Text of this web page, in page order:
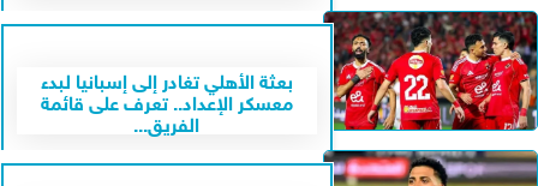
بعثة الأهلي تغادر إلى إسبانيا لبدء
معسكر الإعداد.. تعرف على قائمة
الفريق...